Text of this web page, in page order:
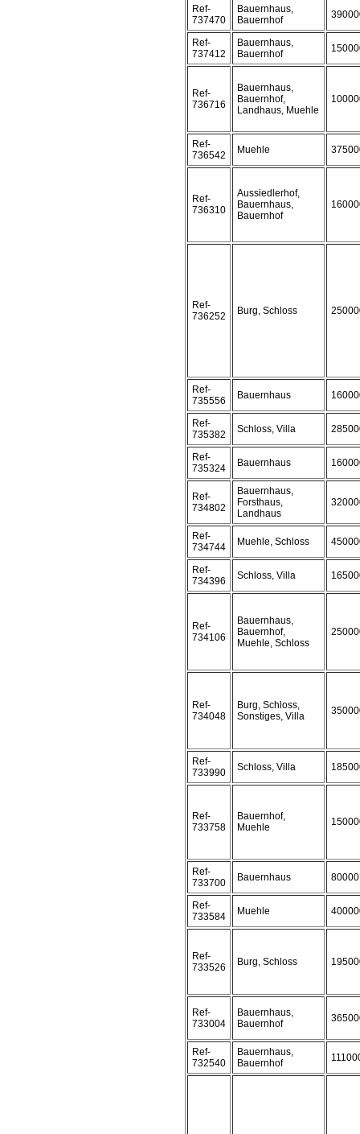
Ref-
737470
Bauernhaus,
Bauernhof
Ref-
737412
Bauernhaus,
Bauernhof
Ref-
736716
Bauernhaus,
Bauernhof,
Landhaus, Muehle
Ref-
736542
Muehle
Ref-
736310
Aussiedlerhof,
Bauernhaus,
Bauernhof
Ref-
736252
Burg, Schloss
Ref-
735556
Bauernhaus
Ref-
735382
Schloss, Villa
Ref-
735324
Bauernhaus
Ref-
734802
Bauernhaus,
Forsthaus,
Landhaus
Ref-
734744
Muehle, Schloss
Ref-
734396
Schloss, Villa
Ref-
734106
Bauernhaus,
Bauernhof,
Muehle, Schloss
Ref-
734048
Burg, Schloss,
Sonstiges, Villa
Ref-
733990
Schloss, Villa
Ref-
733758
Bauernhof,
Muehle
Ref-
733700
Bauernhaus 80000
Ref-
733584
Muehle
Ref-
733526
Burg, Schloss
Ref-
733004
Bauernhaus,
Bauernhof
Ref-
732540
Bauernhaus,
Bauernhof